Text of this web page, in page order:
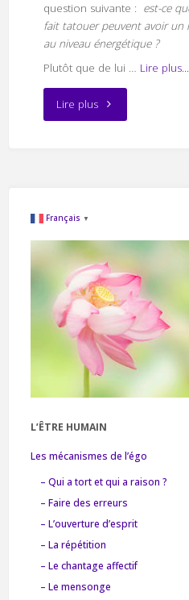
question suivante : est-ce
fait tatouer peuvent avoir un
au niveau énergétique ?
Plutôt que de lui … Lire plus...
Lire plus"Marques
Français ▼
L’ÊTRE HUMAIN
Les mécanismes de l’égo
– Qui a tort et qui a raison ?
– Faire des erreurs
– L’ouverture d’esprit
– La répétition
– Le chantage affectif
– Le mensonge